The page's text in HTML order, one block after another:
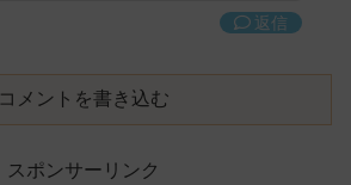
返信
コメントを書き込む
スポンサーリンク